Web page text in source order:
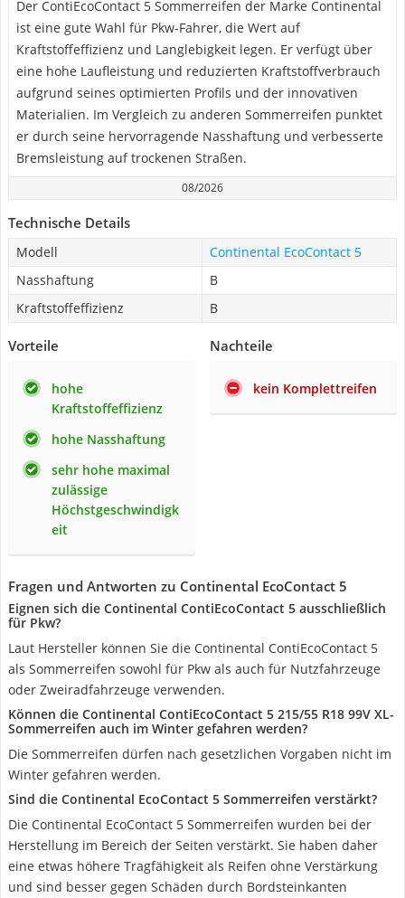
Der ContiEcoContact 5 Sommerreifen der Marke Continental
ist eine gute Wahl für Pkw-Fahrer, die Wert auf
Kraftstoffeffizienz und Langlebigkeit legen. Er verfügt über
eine hohe Laufleistung und reduzierten Kraftstoffverbrauch
aufgrund seines optimierten Profils und der innovativen
Materialien. Im Vergleich zu anderen Sommerreifen punktet
er durch seine hervorragende Nasshaftung und verbesserte
Bremsleistung auf trockenen Straßen.
08/2026
Technische Details
Modell
Continental EcoContact 5
Nasshaftung
B
Kraftstoffeffizienz
B
Vorteile
hohe
Kraftstoffeffizienz
hohe Nasshaftung
sehr hohe maximal
zulässige
Höchstgeschwindigk
eit
Nachteile
kein Komplettreifen
Fragen und Antworten zu Continental EcoContact 5
Eignen sich die Continental ContiEcoContact 5 ausschließlich
für Pkw?
Laut Hersteller können Sie die Continental ContiEcoContact 5
als Sommerreifen sowohl für Pkw als auch für Nutzfahrzeuge
oder Zweiradfahrzeuge verwenden.
Können die Continental ContiEcoContact 5 215/55 R18 99V XL-
Sommerreifen auch im Winter gefahren werden?
Die Sommerreifen dürfen nach gesetzlichen Vorgaben nicht im
Winter gefahren werden.
Sind die Continental EcoContact 5 Sommerreifen verstärkt?
Die Continental EcoContact 5 Sommerreifen wurden bei der
Herstellung im Bereich der Seiten verstärkt. Sie haben daher
eine etwas höhere Tragfähigkeit als Reifen ohne Verstärkung
und sind besser gegen Schäden durch Bordsteinkanten